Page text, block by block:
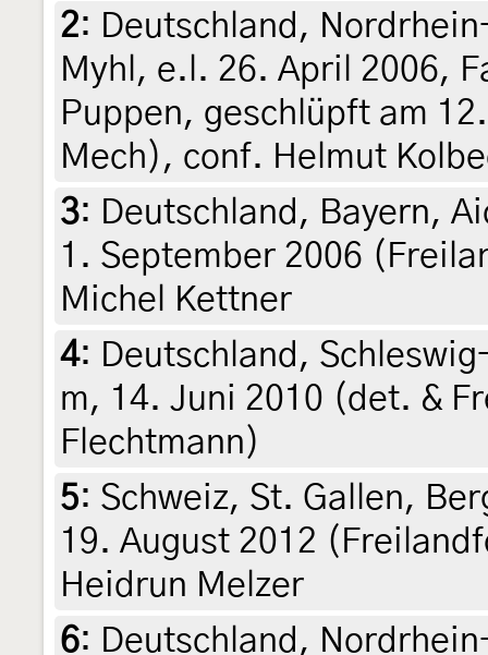
2: Deutschland,
Myhl, e.l. 26. April 2006,
Puppen, geschlüpft am
Mech), conf. Helmut
3: Deutschland, Bayern,
1. September 2006
Michel Kettner
4: Deutschland,
m, 14. Juni 2010 (det. &
Flechtmann)
5: Schweiz, St. Gallen,
19. August 2012
Heidrun Melzer
6: Deutschland,